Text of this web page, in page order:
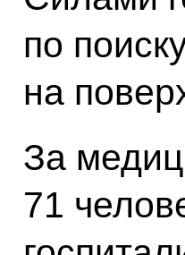
по
на
За
71